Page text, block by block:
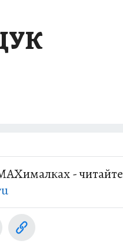
ИСТОРИИ ДАЛЬНЕГО
-